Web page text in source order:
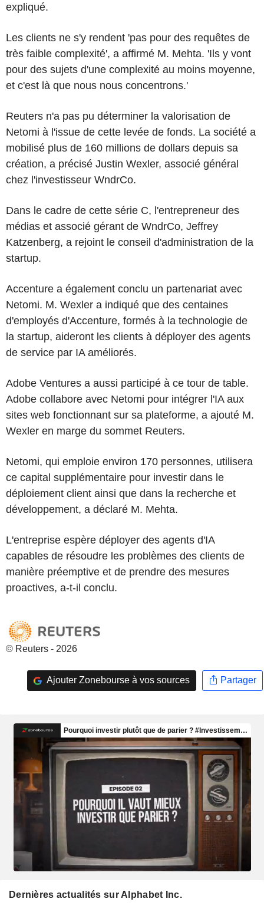
expliqué.
Les clients ne s'y rendent 'pas pour des requêtes de
très faible complexité', a affirmé M. Mehta. 'Ils y vont
pour des sujets d'une complexité au moins moyenne,
et c'est là que nous nous concentrons.'
Reuters n'a pas pu déterminer la valorisation de
Netomi à l'issue de cette levée de fonds. La société a
mobilisé plus de 160 millions de dollars depuis sa
création, a précisé Justin Wexler, associé général
chez l'investisseur WndrCo.
Dans le cadre de cette série C, l'entrepreneur des
médias et associé gérant de WndrCo, Jeffrey
Katzenberg, a rejoint le conseil d'administration de la
startup.
Accenture a également conclu un partenariat avec
Netomi. M. Wexler a indiqué que des centaines
d'employés d'Accenture, formés à la technologie de
la startup, aideront les clients à déployer des agents
de service par IA améliorés.
Adobe Ventures a aussi participé à ce tour de table.
Adobe collabore avec Netomi pour intégrer l'IA aux
sites web fonctionnant sur sa plateforme, a ajouté M.
Wexler en marge du sommet Reuters.
Netomi, qui emploie environ 170 personnes, utilisera
ce capital supplémentaire pour investir dans le
déploiement client ainsi que dans la recherche et
développement, a déclaré M. Mehta.
L'entreprise espère déployer des agents d'IA
capables de résoudre les problèmes des clients de
manière préemptive et de prendre des mesures
proactives, a-t-il conclu.
© Reuters - 2026
Ajouter Zonebourse à vos sources Partager
Dernières actualités sur Alphabet Inc.